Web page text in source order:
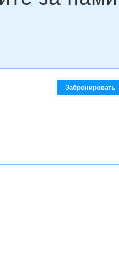
Забронировать